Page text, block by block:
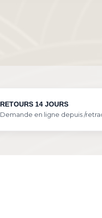
RETOURS 14 JOURS
Demande en ligne depuis /